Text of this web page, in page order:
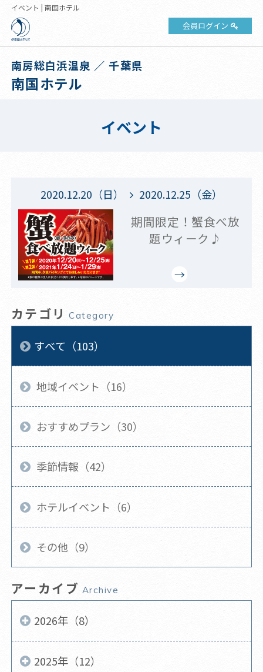
イベント | 南国ホテル
会員ログイン
南房総白浜温泉 ／ 千葉県
南国ホテル
イベント
2020.12.20（日） 2020.12.25（金）
期間限定！蟹食べ放
題ウィーク♪
カテゴリ Category
すべて（103）
地域イベント（16）
おすすめプラン（30）
季節情報（42）
ホテルイベント（6）
その他（9）
アーカイブ Archive
2026年（8）
2025年（12）